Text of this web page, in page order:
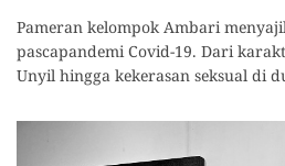
Pameran kelompok Ambari
pascapandemi Covid-19. Dari
Unyil hingga kekerasan seksual di